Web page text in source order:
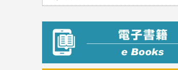
介護・社会福祉士
司法書士・社労士
行政書士・宅建
FP
衛生管理・運行管理
その他ビジネス
散歩・グルメ
歴史
成美文庫
プラチナダイアリー プレステージ